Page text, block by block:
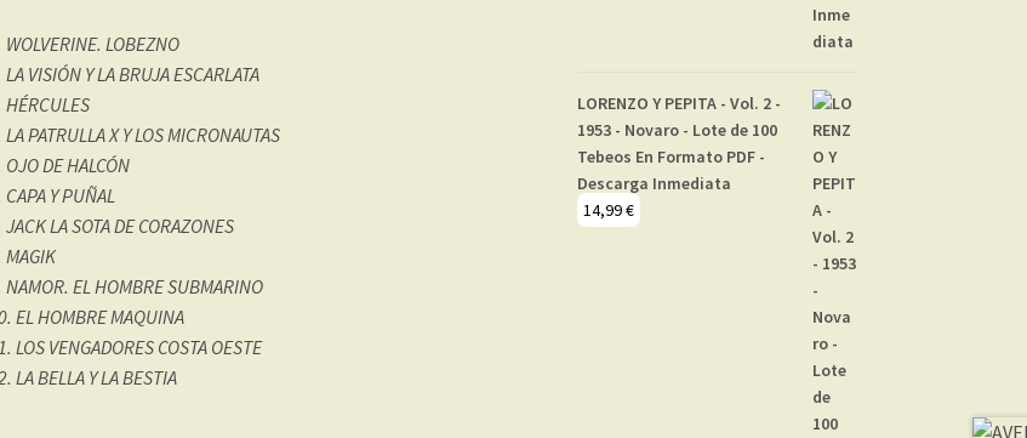
WOLVERINE. LOBEZNO
LA VISIÓN Y LA BRUJA ESCARLATA
HÉRCULES
LA PATRULLA X Y LOS MICRONAUTAS
OJO DE HALCÓN
CAPA Y PUÑAL
JACK LA SOTA DE CORAZONES
MAGIK
NAMOR. EL HOMBRE SUBMARINO
EL HOMBRE MAQUINA
LOS VENGADORES COSTA OESTE
LA BELLA Y LA BESTIA
LORENZO Y PEPITA - Vol. 2 -
1953 - Novaro - Lote de 100
Tebeos En Formato PDF -
Descarga Inmediata
14,99€